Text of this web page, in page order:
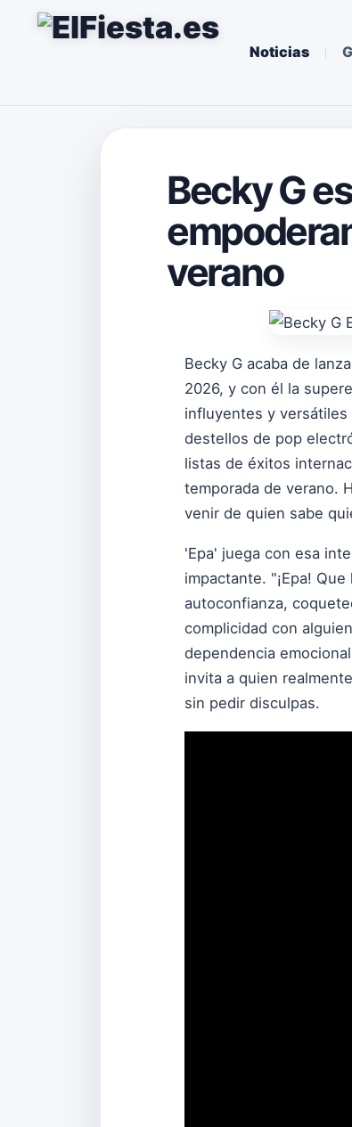
Noticias
Becky G
verano
Becky G acaba de
2026, y con él la
influyentes y versátiles
destellos de pop
listas de éxitos
temporada de verano.
venir de quien sabe
'Epa' juega con esa
impactante. "¡Epa!
autoconfianza,
complicidad con
dependencia
invita a quien
sin pedir disculpas.